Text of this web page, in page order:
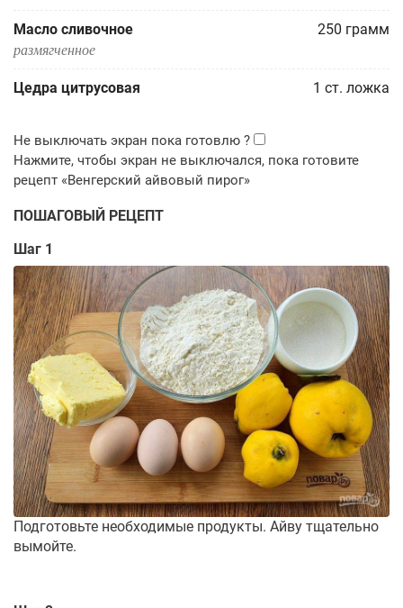
Масло сливочное 250 грамм
размягченное
Цедра цитрусовая 1 ст. ложка
ПОШАГОВЫЙ РЕЦЕПТ
Шаг 1
Подготовьте необходимые продукты. Айву тщательно
вымойте.